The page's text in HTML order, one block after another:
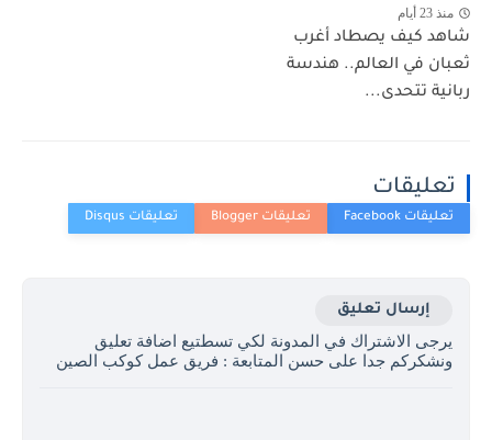
منذ 23 أيام
شاهد كيف يصطاد أغرب
ثعبان في العالم.. هندسة
ربانية تتحدى...
تعليقات
إرسال تعليق
يرجى الاشتراك في المدونة لكي تسطتيع اضافة تعليق
ونشكركم جدا على حسن المتابعة : فريق عمل كوكب الصين